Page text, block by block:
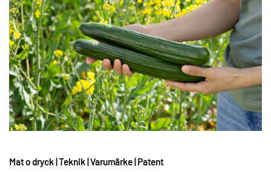
Mat o dryck | Teknik | Varumärke | Patent